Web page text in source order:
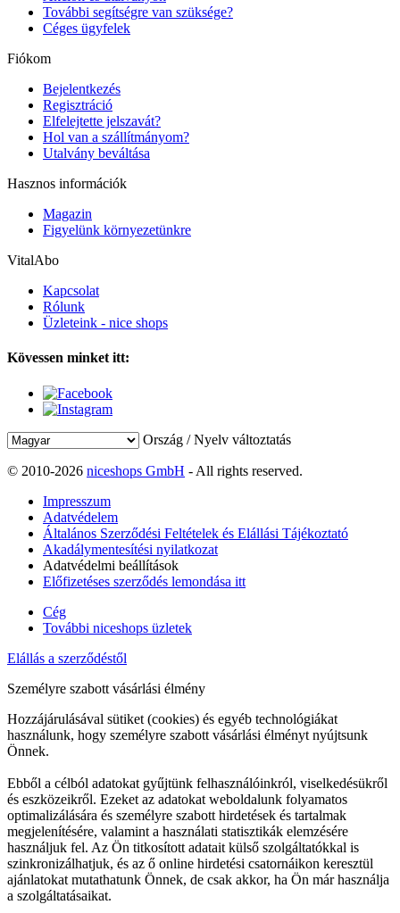
További segítségre van szüksége?
Céges ügyfelek
Fiókom
Bejelentkezés
Regisztráció
Elfelejtette jelszavát?
Hol van a szállítmányom?
Utalvány beváltása
Hasznos információk
Magazin
Figyelünk környezetünkre
VitalAbo
Kapcsolat
Rólunk
Üzleteink - nice shops
Kövessen minket itt:
Ország / Nyelv változtatás
© 2010-2026 niceshops GmbH - All rights reserved.
Impresszum
Adatvédelem
Általános Szerződési Feltételek és Elállási Tájékoztató
Akadálymentesítési nyilatkozat
Adatvédelmi beállítások
Előfizetéses szerződés lemondása itt
Cég
További niceshops üzletek
Elállás a szerződéstől
Személyre szabott vásárlási élmény
Hozzájárulásával sütiket (cookies) és egyéb technológiákat
használunk, hogy személyre szabott vásárlási élményt nyújtsunk
Önnek.
Ebből a célból adatokat gyűjtünk felhasználóinkról, viselkedésükről
és eszközeikről. Ezeket az adatokat weboldalunk folyamatos
optimalizálására és személyre szabott hirdetések és tartalmak
megjelenítésére, valamint a használati statisztikák elemzésére
használjuk fel. Az Ön titkosított adatait külső szolgáltatókkal is
szinkronizálhatjuk, és az ő online hirdetési csatornáikon keresztül
ajánlatokat mutathatunk Önnek, de csak akkor, ha Ön már használja
a szolgáltatásaikat.